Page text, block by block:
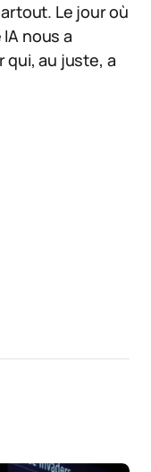
Le jour où
nous a
qui, au juste, a